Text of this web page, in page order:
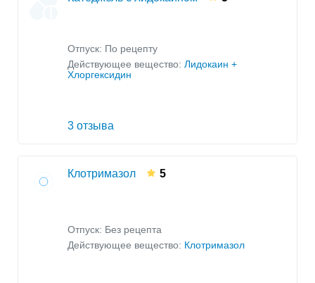
Отпуск: По рецепту
Действующее вещество: Лидокаин +
Хлоргексидин
3 отзыва
Клотримазол 5
Отпуск: Без рецепта
Действующее вещество: Клотримазол